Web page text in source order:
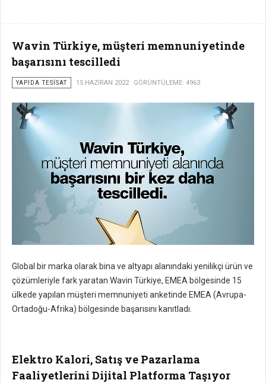
Wavin Türkiye, müşteri memnuniyetinde
başarısını tescilledi
YAPIDA TESISAT 15 HAZIRAN 2022 GÖRÜNTÜLEME: 4963
Global bir marka olarak bina ve altyapı alanındaki yenilikçi ürün ve
çözümleriyle fark yaratan Wavin Türkiye, EMEA bölgesinde 15
ülkede yapılan müşteri memnuniyeti anketinde EMEA (Avrupa-
Ortadoğu-Afrika) bölgesinde başarısını kanıtladı.
Elektro Kalori, Satış ve Pazarlama
Faaliyetlerini Dijital Platforma Taşıyor